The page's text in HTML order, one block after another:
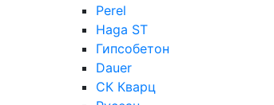
Perel
Haga ST
Гипсобетон
Dauer
СК Кварц